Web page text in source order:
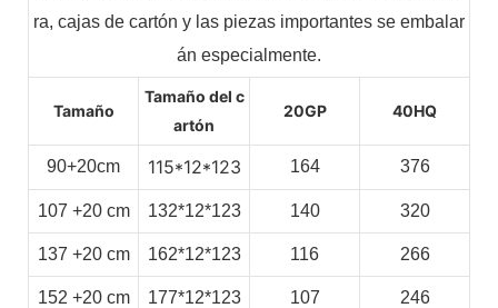
ra, cajas de cartón y las piezas importantes se embalar
án especialmente.
Tamaño
Tamaño del c
artón
20GP 40HQ
90+20cm 115*12*123 164 376
107 +20 cm 132*12*123 140 320
137 +20 cm 162*12*123 116 266
152 +20 cm 177*12*123 107 246